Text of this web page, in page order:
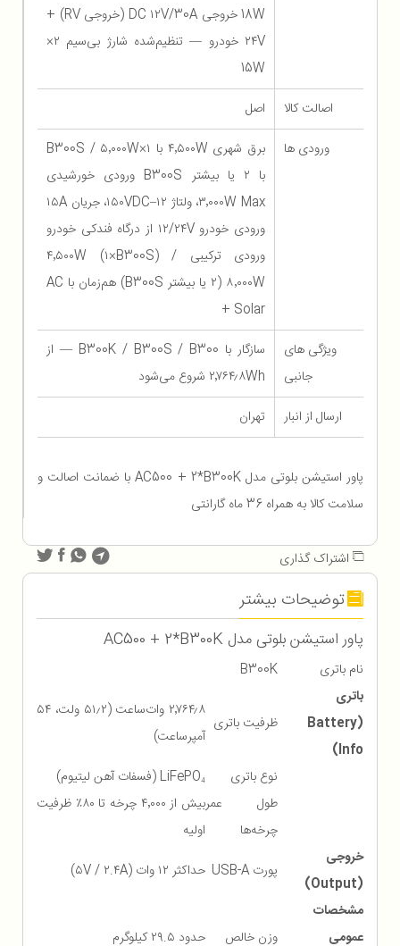
18W خروجی DC ۱۲V/30A (خروجی RV) +
۲۴V خودرو — تنظیم‌شده شارژ بی‌سیم ۲×
15W
اصالت کالا
اصل
ورودی ها
برق شهری ۴٬۵۰۰W با ۱×B300S / ۵٬۰۰۰W
با ۲ یا بیشتر B300S ورودی خورشیدی
۳٬۰۰۰W Max، ولتاژ ۱۲–۱۵۰VDC، جریان ۱۵A
ورودی خودرو ۱۲/۲۴V از درگاه فندکی خودرو
ورودی ترکیبی ۴٬۵۰۰W (۱×B300S) /
۸٬۰۰۰W (۲ یا بیشتر B300S) هم‌زمان با AC
+ Solar
ویژگی های
جانبی
سازگار با B300K / B300S / B300 — از
۲٬۷۶۴٫۸Wh شروع می‌شود
ارسال از انبار
تهران
پاور استیشن بلوتی مدل AC500 + 2*B300K با ضمانت اصالت و
سلامت کالا به همراه 36 ماه گارانتی
اشتراک گذاری
توضیحات بیشتر
پاور استیشن بلوتی مدل AC500 + 2*B300K
نام باتری
B300K
باتری
(Battery
Info)
ظرفیت باتری
۲٬۷۶۴٫۸ وات‌ساعت (۵۱٫۲ ولت، ۵۴
آمپر‌ساعت)
نوع باتری
LiFePO₄ (فسفات آهن لیتیوم)
طول عمر
چرخه‌ها
بیش از ۴٬۰۰۰ چرخه تا ۸۰٪ ظرفیت
اولیه
خروجی
(Output)
پورت USB-A
حداکثر ۱۲ وات (۵V / ۲.۴A)
مشخصات
عمومی
وزن خالص حدود ۲۹.۵ کیلوگرم